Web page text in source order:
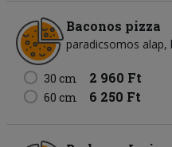
Baconos pizza
paradicsomos alap
30 cm 2 960 Ft
60 cm 6 250 Ft